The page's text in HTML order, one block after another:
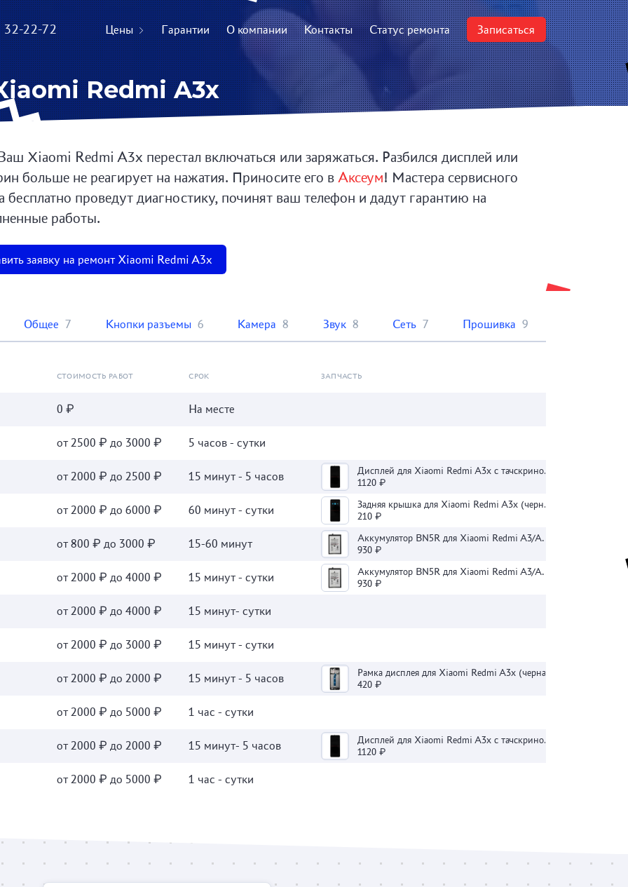
32-22-72 Цены Гарантии О компании Контакты Статус ремонта Записаться
Redmi A3x
Xiaomi Redmi A3x перестал включаться или заряжаться. Разбился дисплей или
больше не реагирует на нажатия. Приносите его в Аксеум! Мастера сервисного
бесплатно проведут диагностику, починят ваш телефон и дадут гарантию на
работы.
заявку на ремонт Xiaomi Redmi A3x
Общее 7 Кнопки разъемы 6 Камера 8 Звук 8 Сеть 7 Прошивка 9
СТОИМОСТЬ РАБОТ СРОК ЗАПЧАСТЬ
0 ₽ На месте
от 2500 ₽ до 3000 ₽ 5 часов - сутки
от 2000 ₽ до 2500 ₽ 15 минут - 5 часов
Дисплей для Xiaomi Redmi A3x с тачскрином (черный) - Оригинал
1120 ₽
от 2000 ₽ до 6000 ₽ 60 минут - сутки
Задняя крышка для Xiaomi Redmi A3x (черная)
210 ₽
от 800 ₽ до 3000 ₽ 15-60 минут
Аккумулятор BN5R для Xiaomi Redmi A3/A3x/Poco C61 - Премиум
930 ₽
от 2000 ₽ до 4000 ₽ 15 минут - сутки
Аккумулятор BN5R для Xiaomi Redmi A3/A3x/Poco C61 - Премиум
930 ₽
от 2000 ₽ до 4000 ₽ 15 минут- сутки
от 2000 ₽ до 3000 ₽ 15 минут - сутки
от 2000 ₽ до 2000 ₽ 15 минут - 5 часов
Рамка дисплея для Xiaomi Redmi A3x (черная)
420 ₽
от 2000 ₽ до 5000 ₽ 1 час - сутки
от 2000 ₽ до 2000 ₽ 15 минут- 5 часов
Дисплей для Xiaomi Redmi A3x с тачскрином (черный) - Оригинал
1120 ₽
от 2000 ₽ до 5000 ₽ 1 час - сутки